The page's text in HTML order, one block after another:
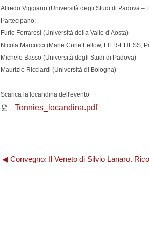
Alfredo Viggiano (Università degli Studi di Padova –
Partecipano:
Furio Ferraresi (Università della Valle d’Aosta)
Nicola Marcucci (Marie Curie Fellow, LIER-EHESS,
Michele Basso (Università degli Studi di Padova)
Maurizio Ricciardi (Università di Bologna)
Scarica la locandina dell'evento
Tonnies_locandina.pdf
◀︎ Convegno: Il Veneto di Silvio Lanaro.